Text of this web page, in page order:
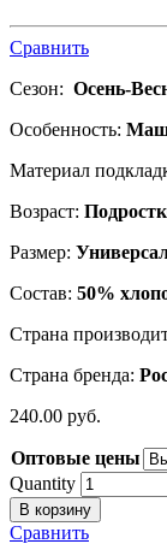
Сравнить
Сезон: Осень-
Особенность:
Материал
Возраст:
Размер:
Состав: 50%
Страна
Страна бренда:
240.00 руб.
Оптовые цены
Quantity
В корзину
Сравнить